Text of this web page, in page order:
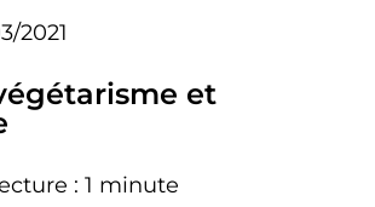
2021
et
: 1 minute